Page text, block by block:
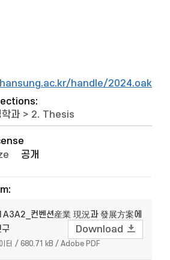
handle/2024.oak/
과 > 2. Thesis
공개
컨벤션産業 現況과 發展方案에
구
터 / 680.71 kB / Adobe PDF
Download